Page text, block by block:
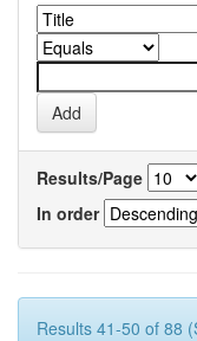
Results/Page
In order
Results 41-50 of 88